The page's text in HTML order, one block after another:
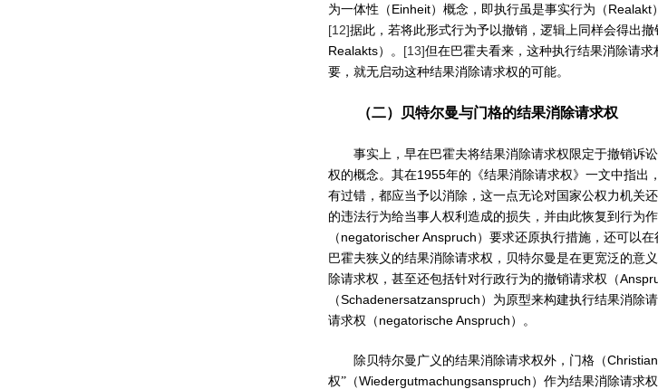
为一体性（ Einheit）概念，即执行虽是事实行为（ Realakt
[12]据此，若将此形式行为予以撤销，逻辑上同样会得出
Realakts）。 [13]但在巴霍夫看来，这种执行结果消除请
要，就无启动这种结果消除请求权的可能。
（二）贝特尔曼与门格的结果消除请求权
事实上，早在巴霍夫将结果消除请求权限定于撤销诉
权的概念。其在1955年的《结果消除请求权》一文中指出
有过错，都应当予以消除，这一点无论对国家公权力机关还
的违法行为给当事人权利造成的损失，并由此恢复到行为
（ negatorischer Anspruch ）要求还原执行措施，还可以
巴霍夫狭义的结果消除请求权，贝特尔曼是在更宽泛的意
除请求权，甚至还包括针对行政行为的撤销请求权（
（Schadenersatzanspruch ）为原型来构建执行结果消除
请求权（ negatorische Anspruch ）。
除贝特尔曼广义的结果消除请求权外，门格（
权”（Wiedergutmachungsanspruch ）作为结果消除请求